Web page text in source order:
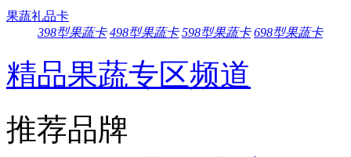
果蔬礼品卡
398型果蔬卡 498型果蔬卡 598型果蔬卡 698型果蔬卡
精品果蔬专区频道
推荐品牌